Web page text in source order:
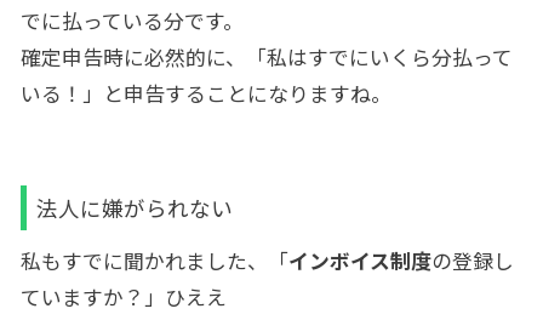
でに払っている分です。
確定申告時に必然的に、「私はすでにいくら分払って
いる！」と申告することになりますね。
法人に嫌がられない
私もすでに聞かれました、「インボイス制度の登録し
ていますか？」ひええ